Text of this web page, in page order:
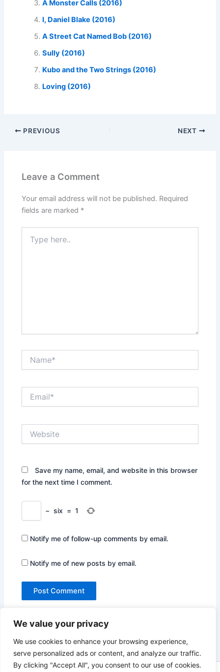
We value your privacy
We use cookies to enhance your browsing experience,
serve personalized ads or content, and analyze our traffic.
By clicking "Accept All", you consent to our use of cookies.
A Monster Calls (2016)
I, Daniel Blake (2016)
A Street Cat Named Bob (2016)
Sully (2016)
Kubo and the Two Strings (2016)
Loving (2016)
PREVIOUS NEXT
Leave a Comment
Your email address will not be published. Required
fields are marked *
here..
Save my name, email, and website in this browser
for the next time I comment.
− six = 1
Notify me of follow-up comments by email.
Notify me of new posts by email.